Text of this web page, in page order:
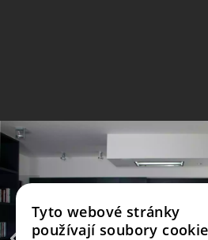
Tyto webové stránky
používají soubory